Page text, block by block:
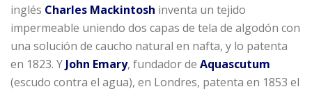
inglés Charles Mackintosh inventa un tejido
impermeable uniendo dos capas de tela de algodón con
una solución de caucho natural en nafta, y lo patenta
en 1823. Y John Emary, fundador de Aquascutum
(escudo contra el agua), en Londres, patenta en 1853 el